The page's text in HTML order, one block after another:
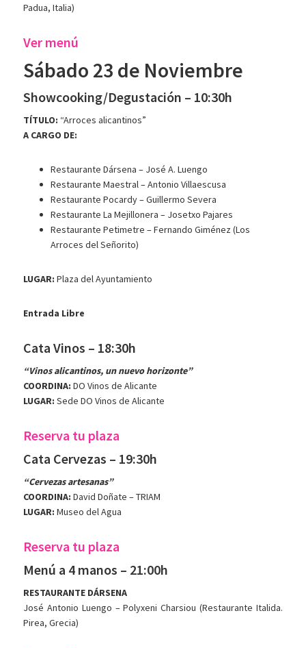
Padua, Italia)
Ver menú
Sábado 23 de Noviembre
Showcooking/Degustación – 10:30h
TÍTULO: “Arroces alicantinos”
A CARGO DE:
Restaurante Dársena – José A. Luengo
Restaurante Maestral – Antonio Villaescusa
Restaurante Pocardy – Guillermo Severa
Restaurante La Mejillonera – Josetxo Pajares
Restaurante Petimetre – Fernando Giménez (Los
Arroces del Señorito)
LUGAR: Plaza del Ayuntamiento
Entrada Libre
Cata Vinos – 18:30h
“Vinos alicantinos, un nuevo horizonte”
COORDINA: DO Vinos de Alicante
LUGAR: Sede DO Vinos de Alicante
Reserva tu plaza
Cata Cervezas – 19:30h
“Cervezas artesanas”
COORDINA:David Doñate – TRIAM
LUGAR: Museo del Agua
Reserva tu plaza
Menú a 4 manos – 21:00h
RESTAURANTE DÁRSENA
José Antonio Luengo – Polyxeni Charsiou (Restaurante Italida.
Pirea, Grecia)